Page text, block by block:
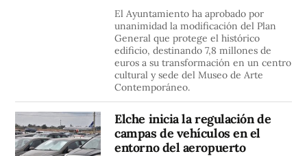
El Ayuntamiento ha aprobado por
unanimidad la modificación del Plan
General que protege el histórico
edificio, destinando 7,8 millones de
euros a su transformación en un centro
cultural y sede del Museo de Arte
Contemporáneo.
Elche inicia la regulación de
campas de vehículos en el
entorno del aeropuerto